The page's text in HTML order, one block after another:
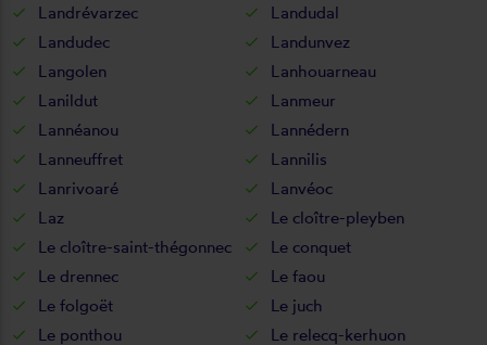
Landrévarzec
Landudal
Landudec
Landunvez
Langolen
Lanhouarneau
Lanildut
Lanmeur
Lannéanou
Lannédern
Lanneuffret
Lannilis
Lanrivoaré
Lanvéoc
Laz
Le cloître-pleyben
Le cloître-saint-thégonnec
Le conquet
Le drennec
Le faou
Le folgoët
Le juch
Le ponthou
Le relecq-kerhuon